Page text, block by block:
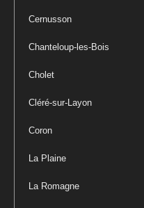
Cernusson
Chanteloup-les-Bois
Cholet
Cléré-sur-Layon
Coron
La Plaine
La Romagne